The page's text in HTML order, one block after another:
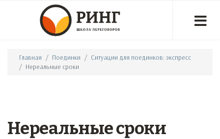
Главная Поединки
Ситуации для поединков: экспресс
Нереальные сроки
Нереальные сроки